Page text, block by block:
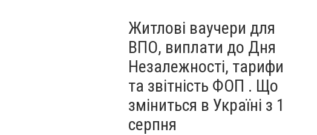
Житлові ваучери для
ВПО, виплати до Дня
Незалежності, тарифи
та звітність ФОП . Що
зміниться в Україні з 1
серпня